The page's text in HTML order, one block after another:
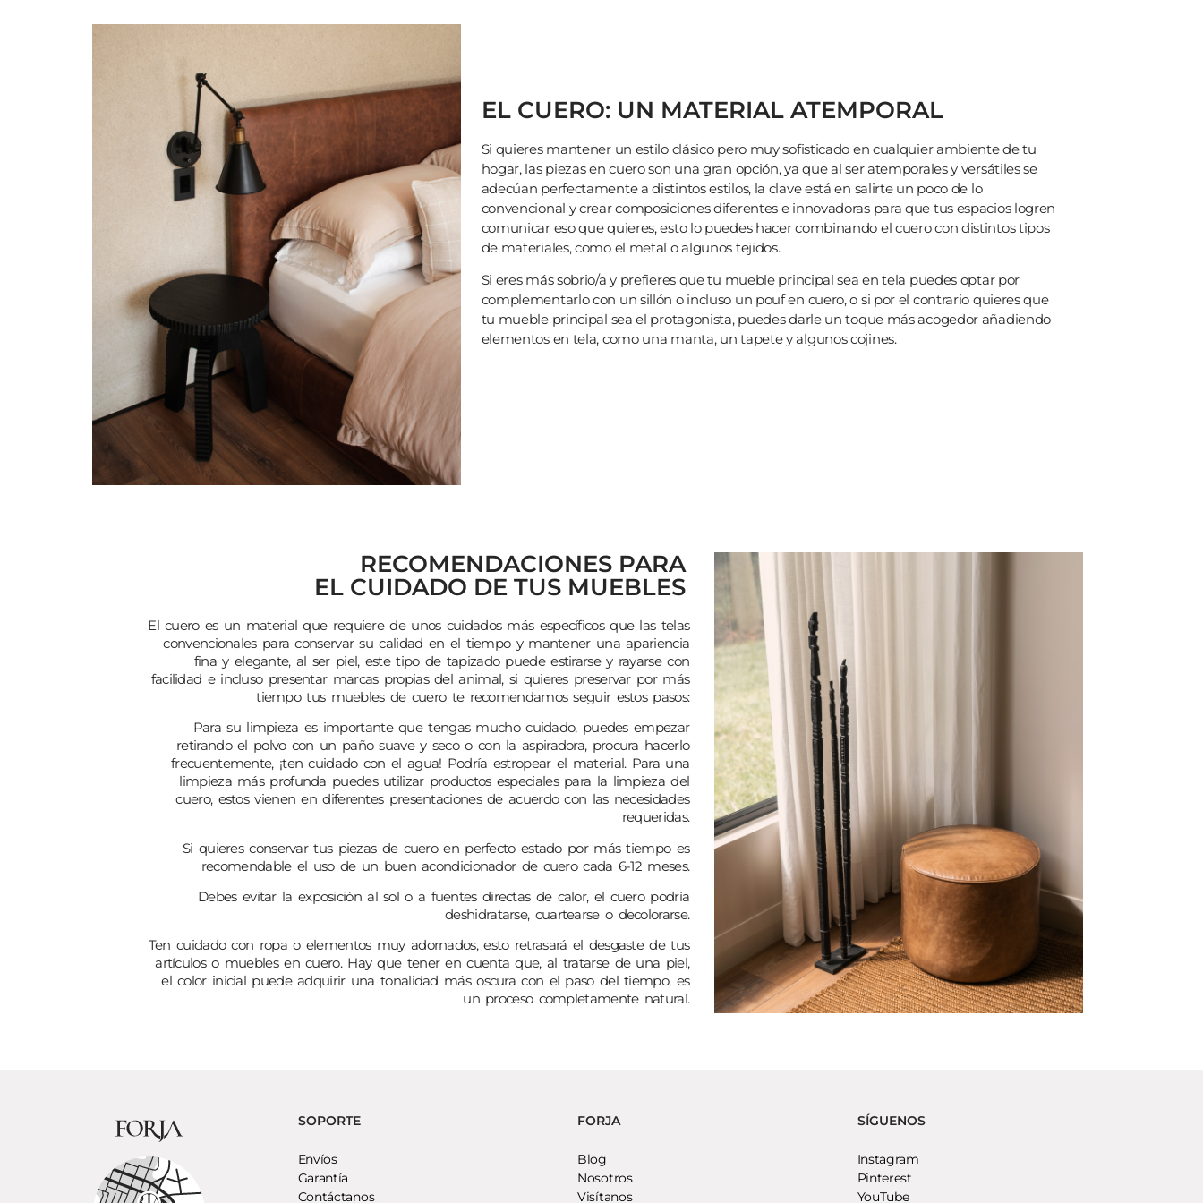
EL CUERO: UN MATERIAL ATEMPORAL
Si quieres mantener un estilo clásico pero muy sofisticado en cualquier ambiente de tu
hogar, las piezas en cuero son una gran opción, ya que al ser atemporales y versátiles se
adecúan perfectamente a distintos estilos, la clave está en salirte un poco de lo
convencional y crear composiciones diferentes e innovadoras para que tus espacios logren
comunicar eso que quieres, esto lo puedes hacer combinando el cuero con distintos tipos
de materiales, como el metal o algunos tejidos.
Si eres más sobrio/a y prefieres que tu mueble principal sea en tela puedes optar por
complementarlo con un sillón o incluso un pouf en cuero, o si por el contrario quieres que
tu mueble principal sea el protagonista, puedes darle un toque más acogedor añadiendo
elementos en tela, como una manta, un tapete y algunos cojines.
RECOMENDACIONES PARA
EL CUIDADO DE TUS MUEBLES
El cuero es un material que requiere de unos cuidados más específicos que las telas
convencionales para conservar su calidad en el tiempo y mantener una apariencia
fina y elegante, al ser piel, este tipo de tapizado puede estirarse y rayarse con
facilidad e incluso presentar marcas propias del animal, si quieres preservar por más
tiempo tus muebles de cuero te recomendamos seguir estos pasos:
Para su limpieza es importante que tengas mucho cuidado, puedes empezar
retirando el polvo con un paño suave y seco o con la aspiradora, procura hacerlo
frecuentemente, ¡ten cuidado con el agua! Podría estropear el material. Para una
limpieza más profunda puedes utilizar productos especiales para la limpieza del
cuero, estos vienen en diferentes presentaciones de acuerdo con las necesidades
requeridas.
Si quieres conservar tus piezas de cuero en perfecto estado por más tiempo es
recomendable el uso de un buen acondicionador de cuero cada 6-12 meses.
Debes evitar la exposición al sol o a fuentes directas de calor, el cuero podría
deshidratarse, cuartearse o decolorarse.
Ten cuidado con ropa o elementos muy adornados, esto retrasará el desgaste de tus
artículos o muebles en cuero. Hay que tener en cuenta que, al tratarse de una piel,
el color inicial puede adquirir una tonalidad más oscura con el paso del tiempo, es
un proceso completamente natural.
SOPORTE
Envíos
Garantía
Contáctanos
FORJA
Blog
Nosotros
Visítanos
SÍGUENOS
Instagram
Pinterest
YouTube